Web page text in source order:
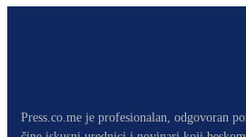
Press.co.me je profesionalan, odgovoran